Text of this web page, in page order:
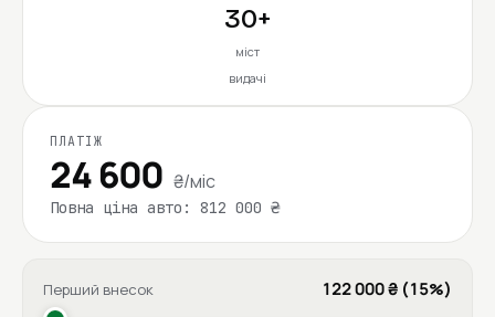
30+
міст
видачі
ПЛАТІЖ
24 600 ₴/міс
Повна ціна авто: 812 000 ₴
Перший внесок 122 000 ₴ (15%)